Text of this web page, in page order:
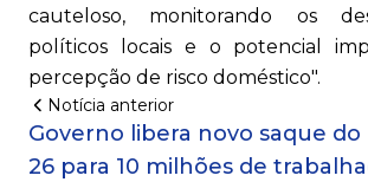
cauteloso, monitorando os
políticos locais e o potencial
percepção de risco doméstico".
Notícia anterior
Governo libera novo saque do
26 para 10 milhões de